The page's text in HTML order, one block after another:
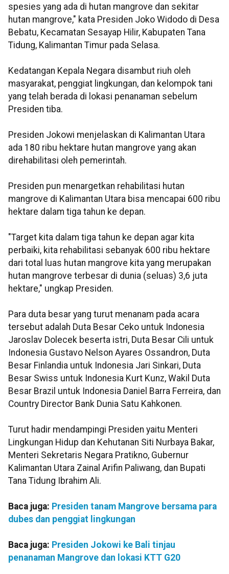
spesies yang ada di hutan mangrove dan sekitar
hutan mangrove," kata Presiden Joko Widodo di Desa
Bebatu, Kecamatan Sesayap Hilir, Kabupaten Tana
Tidung, Kalimantan Timur pada Selasa.
Kedatangan Kepala Negara disambut riuh oleh
masyarakat, penggiat lingkungan, dan kelompok tani
yang telah berada di lokasi penanaman sebelum
Presiden tiba.
Presiden Jokowi menjelaskan di Kalimantan Utara
ada 180 ribu hektare hutan mangrove yang akan
direhabilitasi oleh pemerintah.
Presiden pun menargetkan rehabilitasi hutan
mangrove di Kalimantan Utara bisa mencapai 600 ribu
hektare dalam tiga tahun ke depan.
"Target kita dalam tiga tahun ke depan agar kita
perbaiki, kita rehabilitasi sebanyak 600 ribu hektare
dari total luas hutan mangrove kita yang merupakan
hutan mangrove terbesar di dunia (seluas) 3,6 juta
hektare," ungkap Presiden.
Para duta besar yang turut menanam pada acara
tersebut adalah Duta Besar Ceko untuk Indonesia
Jaroslav Dolecek beserta istri, Duta Besar Cili untuk
Indonesia Gustavo Nelson Ayares Ossandron, Duta
Besar Finlandia untuk Indonesia Jari Sinkari, Duta
Besar Swiss untuk Indonesia Kurt Kunz, Wakil Duta
Besar Brazil untuk Indonesia Daniel Barra Ferreira, dan
Country Director Bank Dunia Satu Kahkonen.
Turut hadir mendampingi Presiden yaitu Menteri
Lingkungan Hidup dan Kehutanan Siti Nurbaya Bakar,
Menteri Sekretaris Negara Pratikno, Gubernur
Kalimantan Utara Zainal Arifin Paliwang, dan Bupati
Tana Tidung Ibrahim Ali.
Baca juga: Presiden tanam Mangrove bersama para
dubes dan penggiat lingkungan
Baca juga: Presiden Jokowi ke Bali tinjau
penanaman Mangrove dan lokasi KTT G20